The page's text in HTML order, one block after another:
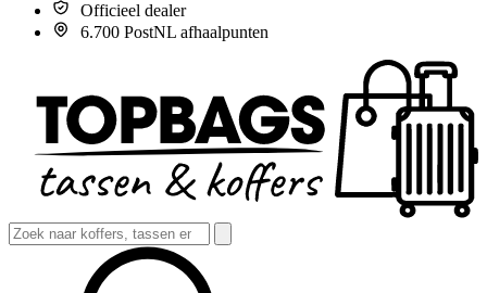
Officieel dealer
6.700 PostNL afhaalpunten